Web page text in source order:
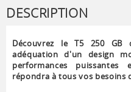
DESCRIPTION
Découvrez le T5 250 GB
adéquation d'un design
performances
répondra à tous vos besoins